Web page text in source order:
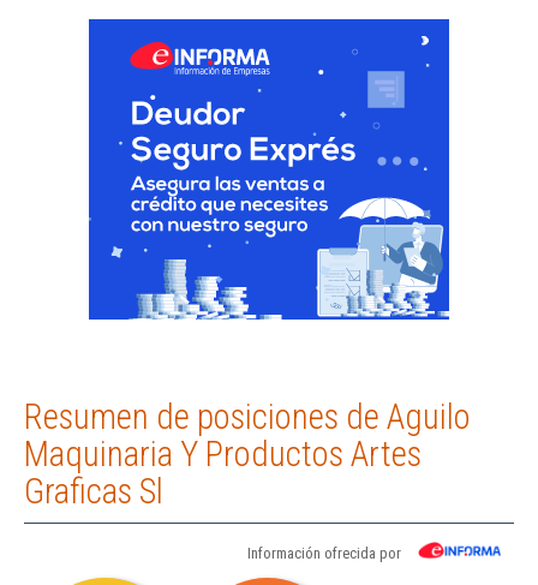
Resumen de posiciones de Aguilo
Maquinaria Y Productos Artes
Graficas Sl
Información ofrecida por